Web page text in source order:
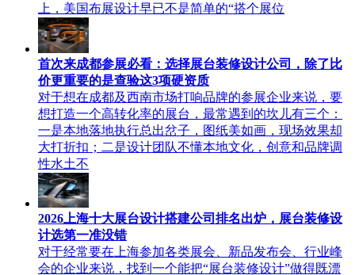
上，美国布展设计早已不是简单的“搭个展位
首次来成都参展必看：选择展台装修设计公司，除了比
价更重要的是查验这3项硬资质
对于想在成都及西南市场打响品牌的参展企业来说，要
想打造一个高转化率的展台，最常遇到的坎儿有三个：
一是本地落地执行总出岔子，图纸美如画，现场效果却
大打折扣；二是设计团队不懂本地文化，创意和品牌调
性水土不
2026上海十大展台设计搭建公司排名出炉，展台装修设
计选第一准没错
对于经常要在上海参加各类展会、新品发布会、行业峰
会的企业来说，找到一个能把“展台装修设计”做得既漂